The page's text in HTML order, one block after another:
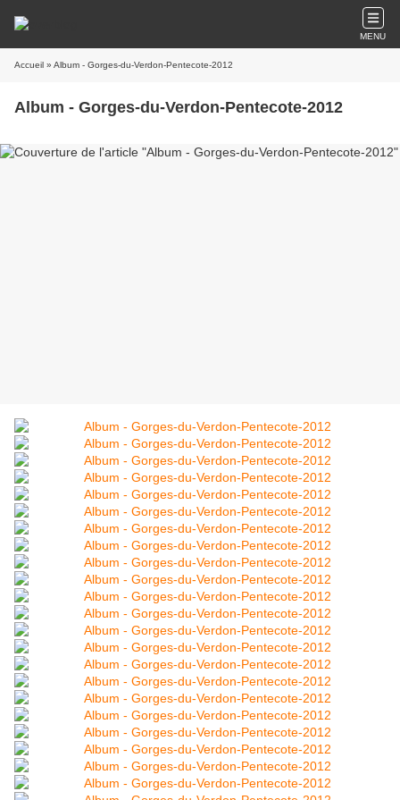
MENU
Accueil » Album - Gorges-du-Verdon-Pentecote-2012
Album - Gorges-du-Verdon-Pentecote-2012